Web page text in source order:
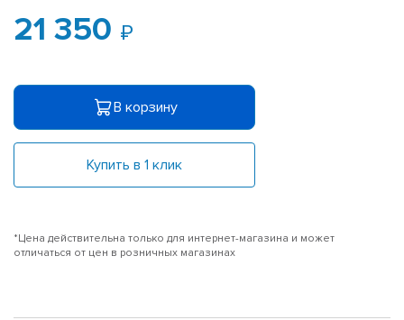
21 350
В корзину
Купить в 1 клик
*Цена действительна только для интернет-магазина и может
отличаться от цен в розничных магазинах